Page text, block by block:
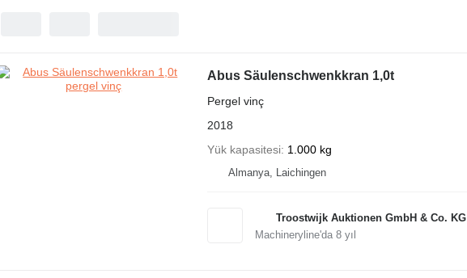
Abus Säulenschwenkkran 1,0t
Pergel vinç
2018
Yük kapasitesi 1.000 kg
Almanya, Laichingen
Troostwijk Auktionen GmbH & Co. KG
Machineryline'da 8yıl